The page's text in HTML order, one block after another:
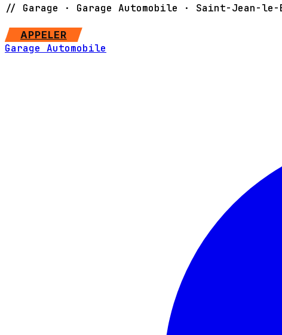
// Garage · Garage Automobile · Saint-Jean-le-
APPELER
Garage Automobile